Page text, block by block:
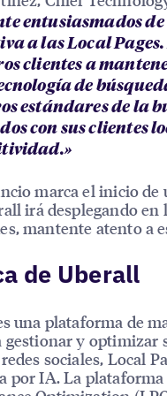
entusiasmados
a las Local
clientes a
de
estándares de la
con sus clientes
marca el inicio
irá desplegando en
mantente atento a
de Uberall
una plataforma de
gestionar y optimizar
sociales, Local
por IA. La